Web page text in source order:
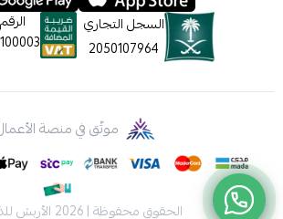
السجل التجاري
2050107964
موثّق في منصة
الحقوق محفوظة | 2026 الأربش